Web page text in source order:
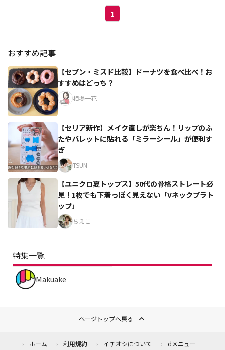
1
おすすめ記事
【セブン・ミスド比較】ドーナツを食べ比べ！お
すすめはどっち？
相場一花
【セリア新作】メイク直しが楽ちん！リップのふ
たやパレットに貼れる「ミラーシール」が便利す
ぎ
TSUN
【ユニクロ夏トップス】50代の骨格ストレート必
見！1枚でも下着っぽく見えない「Vネックブラト
ップ」
ちえこ
特集一覧
Makuake
ページトップへ戻る
ホーム 利用規約 イチオシについて dメニュー